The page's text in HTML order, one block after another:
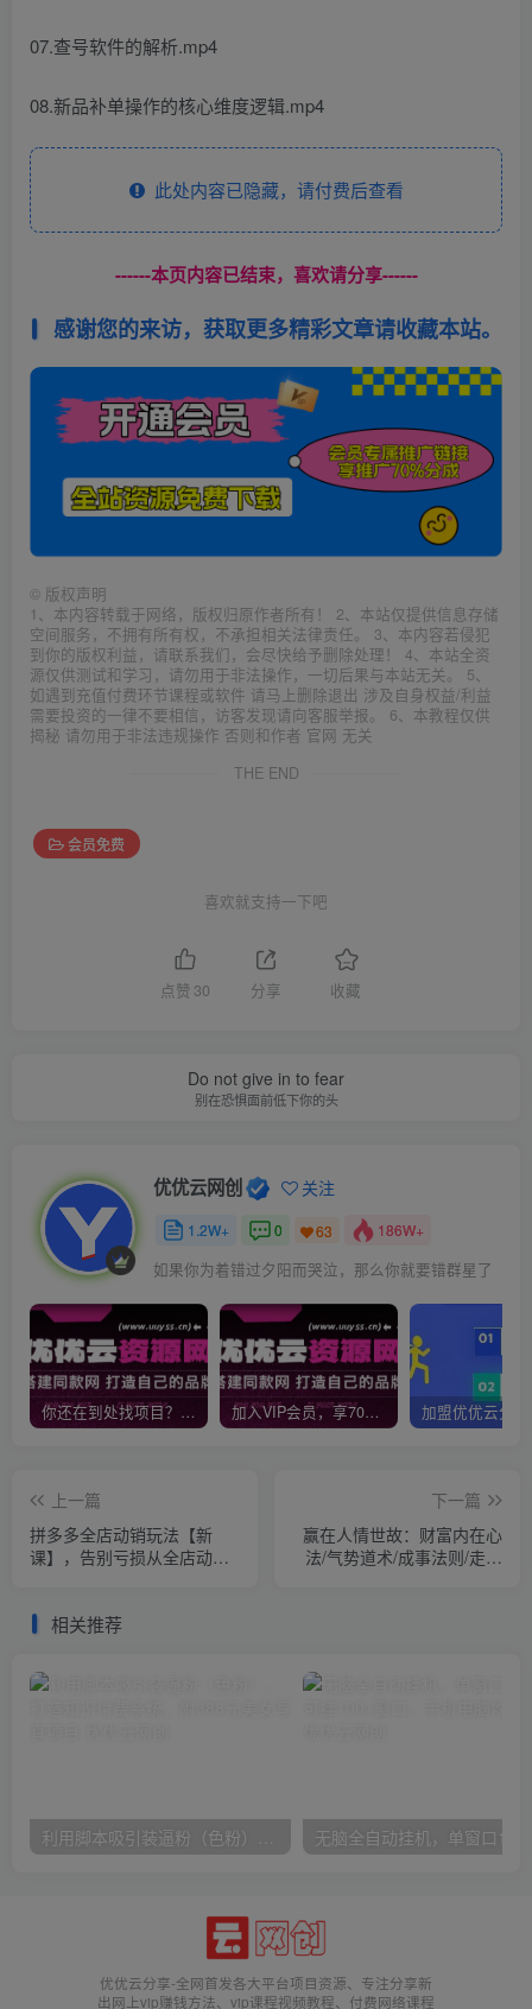
07.查号软件的解析.mp4
08.新品补单操作的核心维度逻辑.mp4
此处内容已隐藏，请付费后查看
------本页内容已结束，喜欢请分享------
感谢您的来访，获取更多精彩文章请收藏本站。
© 版权声明
1、本内容转载于网络，版权归原作者所有！ 2、本站仅提供信息存储
空间服务，不拥有所有权，不承担相关法律责任。 3、本内容若侵犯
到你的版权利益，请联系我们，会尽快给予删除处理！ 4、本站全资
源仅供测试和学习，请勿用于非法操作，一切后果与本站无关。 5、
如遇到充值付费环节课程或软件 请马上删除退出 涉及自身权益/利益
需要投资的一律不要相信，访客发现请向客服举报。 6、本教程仅供
揭秘 请勿用于非法违规操作 否则和作者 官网 无关
THE END
会员免费
喜欢就支持一下吧
点赞 30 分享 收藏
Do not give in to fear
别在恐惧面前低下你的头
优优云网创 关注
1.2W+ 0 63 186W+
如果你为着错过夕阳而哭泣，那么你就要错群星了
你还在到处找项目？还在当韭菜？我靠网创资源站一个月收入5万+，曾经我也是个失败者。 加入VIP会员，享70%的推广提成，免费学习多种网上创业课程，菜鸟秒变大神！
上一篇
拼多多全店动销玩法【新
课】，告别亏损从全店动销
下一篇
赢在人情世故：财富内在心
法/气势道术/成事法则/走向
相关推荐
优优云分享-全网首发各大平台项目资源、专注分享新
出网上vip赚钱方法、vip课程视频教程、付费网络课程